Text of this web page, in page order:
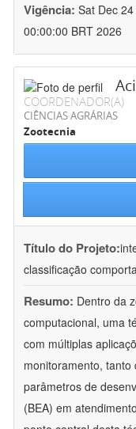
Vigência: Sat Dec
00:00:00 BRT 2026
COORDENADOR(A)
CIÊNCIAS AGRÁRIAS
Zootecnia
Título do Projeto:
classificação
Resumo: Dentro da
computacional, uma
com múltiplas
monitoramento,
parâmetros de
(BEA) em